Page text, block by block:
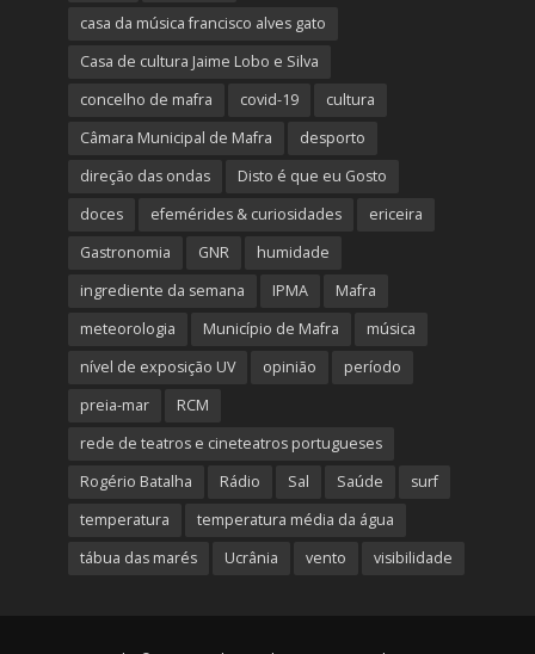
casa da música francisco alves gato
Casa de cultura Jaime Lobo e Silva
concelho de mafra
covid-19
cultura
Câmara Municipal de Mafra
desporto
direção das ondas
Disto é que eu Gosto
doces
efemérides & curiosidades
ericeira
Gastronomia
GNR
humidade
ingrediente da semana
IPMA
Mafra
meteorologia
Município de Mafra
música
nível de exposição UV
opinião
período
preia-mar
RCM
rede de teatros e cineteatros portugueses
Rogério Batalha
Rádio Sal Saúde
surf
temperatura
temperatura média da água
tábua das marés
Ucrânia vento visibilidade